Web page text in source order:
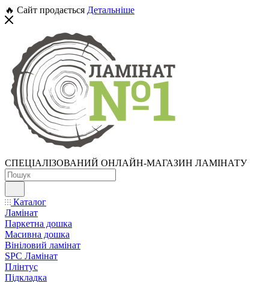
🔥 Сайт продається Детальніше
СПЕЦІАЛІЗОВАНИЙ ОНЛАЙН-МАГАЗИН ЛАМІНАТУ
Каталог
Ламінат
Паркетна дошка
Масивна дошка
Вініловий ламінат
SPC Ламінат
Плінтус
Підкладка